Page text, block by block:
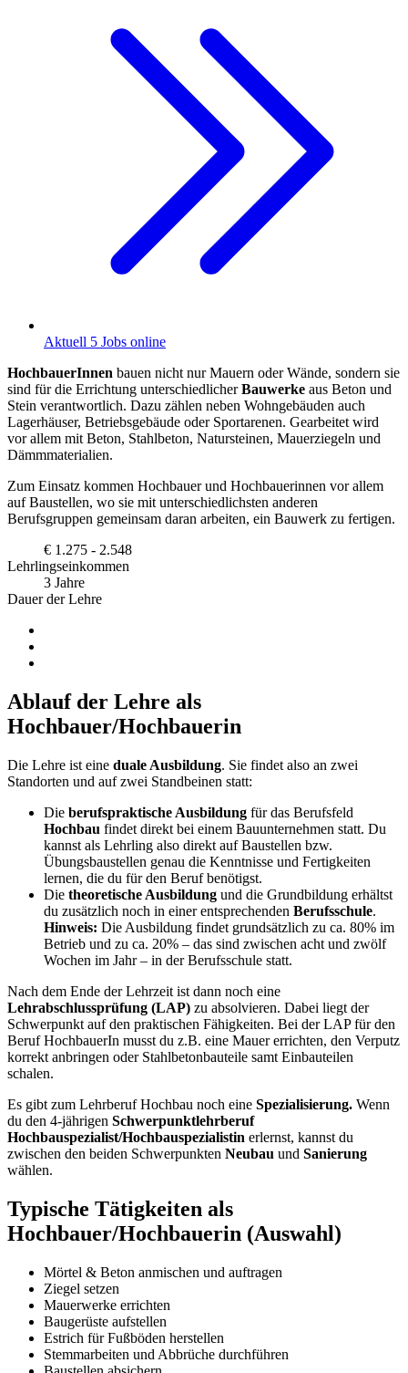
Aktuell 5 Jobs online
HochbauerInnen bauen nicht nur Mauern oder Wände, sondern sie
sind für die Errichtung unterschiedlicherBauwerke aus Beton und
Stein verantwortlich. Dazu zählen neben Wohngebäuden auch
Lagerhäuser, Betriebsgebäude oder Sportarenen. Gearbeitet wird
vor allem mit Beton, Stahlbeton, Natursteinen, Mauerziegeln und
Dämmmaterialien.
Zum Einsatz kommen Hochbauer und Hochbauerinnen vor allem
auf Baustellen, wo sie mit unterschiedlichsten anderen
Berufsgruppen gemeinsam daran arbeiten, ein Bauwerk zu fertigen.
€ 1.275 - 2.548
Lehrlingseinkommen
3 Jahre
Dauer der Lehre
Ablauf der Lehre als
Hochbauer/Hochbauerin
Die Lehre ist eine duale Ausbildung. Sie findet also an zwei
Standorten und auf zwei Standbeinen statt:
Die berufspraktische Ausbildung für das Berufsfeld
Hochbau findet direkt bei einem Bauunternehmen statt. Du
kannst als Lehrling also direkt auf Baustellen bzw.
Übungsbaustellen genau die Kenntnisse und Fertigkeiten
lernen, die du für den Beruf benötigst.
Die theoretische Ausbildung und die Grundbildung erhältst
du zusätzlich noch in einer entsprechenden Berufsschule.
Hinweis: Die Ausbildung findet grundsätzlich zu ca. 80% im
Betrieb und zu ca. 20% – das sind zwischen acht und zwölf
Wochen im Jahr – in der Berufsschule statt.
Nach dem Ende der Lehrzeit ist dann noch eine
Lehrabschlussprüfung (LAP) zu absolvieren. Dabei liegt der
Schwerpunkt auf den praktischen Fähigkeiten. Bei der LAP für den
Beruf HochbauerIn musst du z.B. eine Mauer errichten, den Verputz
korrekt anbringen oder Stahlbetonbauteile samt Einbauteilen
schalen.
Es gibt zum Lehrberuf Hochbau noch eine Spezialisierung. Wenn
du den 4-jährigen Schwerpunktlehrberuf
Hochbauspezialist/Hochbauspezialistin erlernst, kannst du
zwischen den beiden Schwerpunkten Neubau und Sanierung
wählen.
Typische Tätigkeiten als
Hochbauer/Hochbauerin (Auswahl)
Mörtel & Beton anmischen und auftragen
Ziegel setzen
Mauerwerke errichten
Baugerüste aufstellen
Estrich für Fußböden herstellen
Stemmarbeiten und Abbrüche durchführen